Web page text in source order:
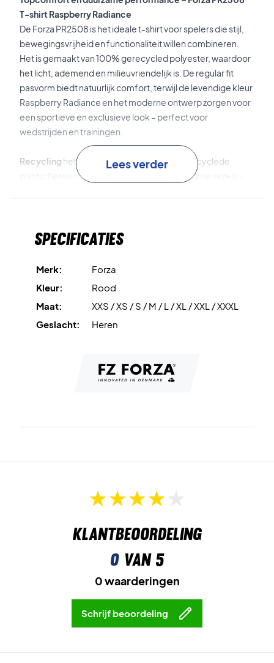
T-shirt Raspberry Radiance
De Forza PR2508 is het ideale t-shirt voor spelers die stijl,
bewegingsvrijheid en functionaliteit willen combineren.
Het is gemaakt van 100% gerecycled polyester, waardoor
het licht, ademend en milieuvriendelijk is. De regular fit
pasvorm biedt natuurlijk comfort, terwijl de levendige kleur
Raspberry Radiance en het moderne ontwerp zorgen voor
een sportieve en exclusieve look – perfect voor
wedstrijden en trainingen.
Recycling het materiaal is gemaakt van gerecyclede
plastic flessen die zijn omgevormd tot duurzame vezels –
droog, koel en comfortabel – zelfs tijdens de meest
Stretchable
constructie biedt perfecte elasticiteit voor
volledige bewegingsvrijheid zonder verlies van pasvorm of
behandeling voorkomt krimp, zodat het shirt zijn
vorm was na was behoudt.
je Forza PR2508 T-shirt!
Lees verder
Specificaties
Merk:
Forza
Kleur:
Rood
Maat:
XXS / XS / S / M / L / XL / XXL / XXXL
Geslacht:
Heren
Klantbeoordeling
0van 5
0 waarderingen
Schrijf beoordeling